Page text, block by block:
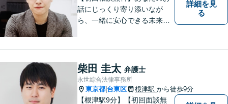
話にじっくり寄り添いなが
ら、一緒に安心できる未来を
士」を目指しています。休日
や夜間相談も柔軟に対応【根
津駅9分】
詳細を見
る
柴田 圭太 弁護士
永世綜合法律事務所
東京都 台東区 根津駅 から徒歩9分
【根津駅9分】【初回面談無